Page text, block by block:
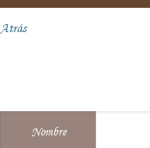
Atrás
Nombre